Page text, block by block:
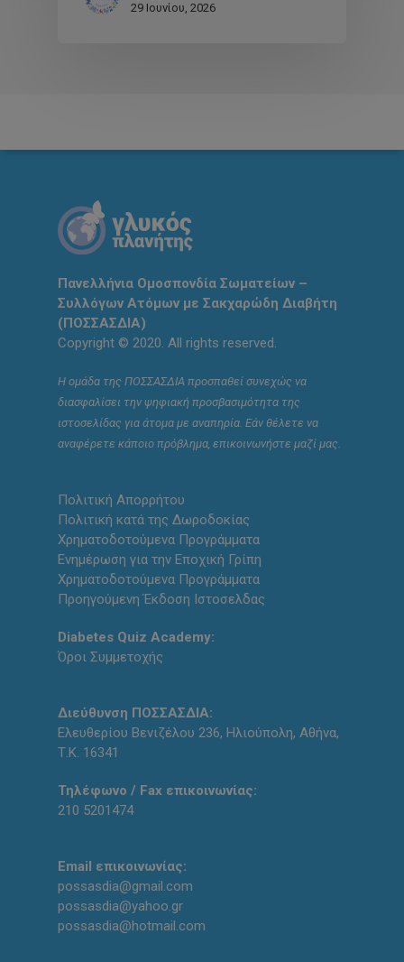
29 Ιουνίου, 2026
Πανελλήνια Ομοσπονδία Σωματείων –
Συλλόγων Ατόμων με Σακχαρώδη Διαβήτη
(ΠΟΣΣΑΣΔΙΑ)
Copyright © 2020. All rights reserved.
Η ομάδα της ΠΟΣΣΑΣΔΙΑ προσπαθεί συνεχώς να
διασφαλίσει την ψηφιακή προσβασιμότητα της
ιστοσελίδας για άτομα με αναπηρία. Εάν θέλετε να
αναφέρετε κάποιο πρόβλημα, επικοινωνήστε μαζί μας.
Πολιτική Απορρήτου
Πολιτική κατά της Δωροδοκίας
Χρηματοδοτούμενα Προγράμματα
Ενημέρωση για την Εποχική Γρίπη
Χρηματοδοτούμενα Προγράμματα
Προηγούμενη Έκδοση Ιστοσελδας
Diabetes Quiz Academy:
Όροι Συμμετοχής
Διεύθυνση ΠΟΣΣΑΣΔΙΑ:
Ελευθερίου Βενιζέλου 236, Ηλιούπολη, Αθήνα,
Τ.Κ. 16341
Τηλέφωνο / Fax επικοινωνίας:
210 5201474
Email επικοινωνίας:
possasdia@gmail.com
possasdia@yahoo.gr
possasdia@hotmail.com